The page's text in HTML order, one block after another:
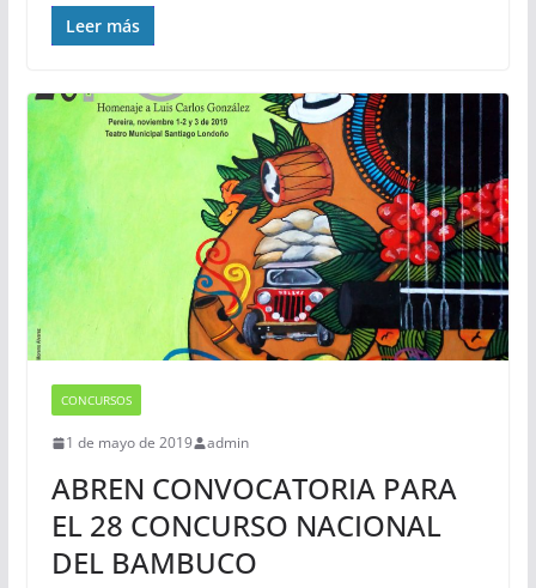
Leer más
CONCURSOS
1 de mayo de 2019 admin
ABREN CONVOCATORIA PARA
EL 28 CONCURSO NACIONAL
DEL BAMBUCO